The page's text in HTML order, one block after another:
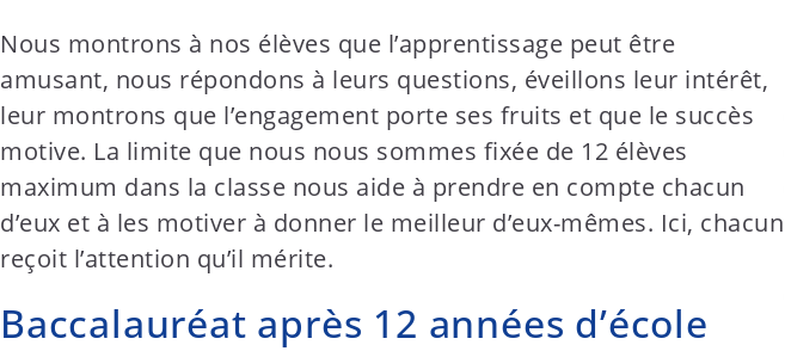
Nous montrons à nos élèves que l’apprentissage peut être
amusant, nous répondons à leurs questions, éveillons leur intérêt,
leur montrons que l’engagement porte ses fruits et que le succès
motive. La limite que nous nous sommes fixée de 12 élèves
maximum dans la classe nous aide à prendre en compte chacun
d’eux et à les motiver à donner le meilleur d’eux-mêmes. Ici, chacun
reçoit l’attention qu’il mérite.
Baccalauréat après 12 années d’école